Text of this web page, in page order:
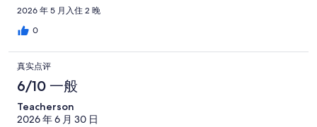
2026 年 5 月入住 2 晚
0
真实点评
6/10 一般
Teacherson
2026 年 6 月 30 日